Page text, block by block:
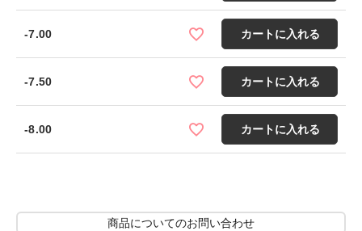
-7.00 カートに入れる
-7.50 カートに入れる
-8.00 カートに入れる
商品についてのお問い合わせ